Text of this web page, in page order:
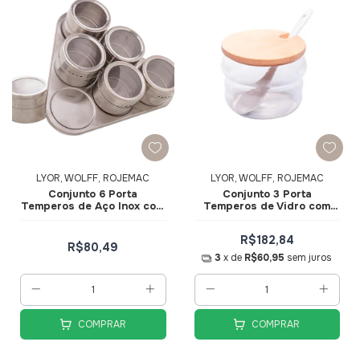
LYOR, WOLFF, ROJEMAC
Conjunto 6 Porta
Temperos de Aço Inox com
R$80,49
COMPRAR
LYOR, WOLFF, ROJEMAC
Conjunto 3 Porta
Temperos de Vidro com
Wolff
R$182,84
3 x de R$60,95 sem juros
COMPRAR